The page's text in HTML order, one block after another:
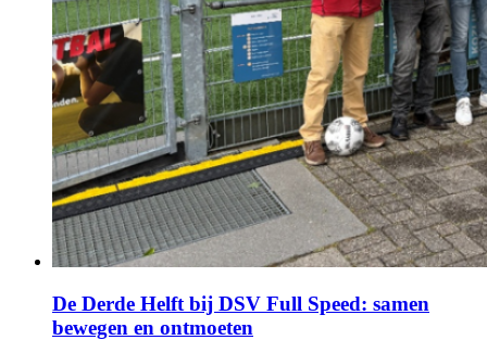
De Derde Helft bij DSV Full Speed: samen
bewegen en ontmoeten